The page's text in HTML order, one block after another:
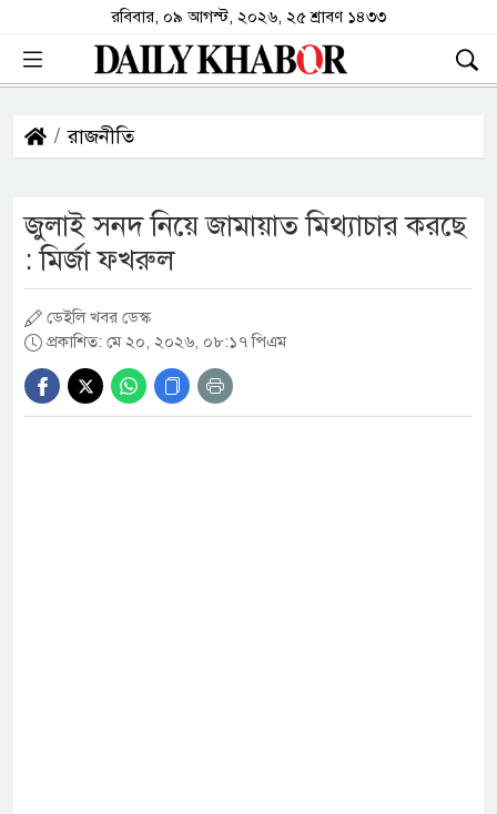
রবিবার, ০৯ আগস্ট, ২০২৬, ২৫ শ্রাবণ ১৪৩৩
রাজনীতি
জুলাই সনদ নিয়ে জামায়াত মিথ্যাচার করছে
: মির্জা ফখরুল
ডেইলি খবর ডেস্ক
প্রকাশিত: মে ২০, ২০২৬, ০৮:১৭ পিএম